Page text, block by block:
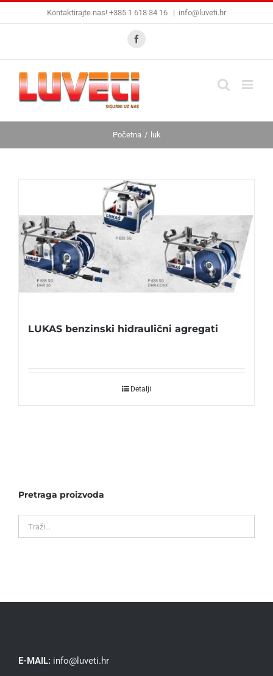
Kontaktirajte nas! +385 1 618 34 16 | info@luveti.hr
Facebook
Početna luk
LUKAS benzinski hidraulični agregati
Detalji
Pretraga proizvoda
E-MAIL: info@luveti.hr